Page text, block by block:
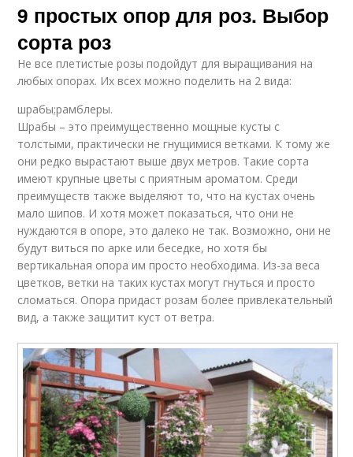
9 простых опор для роз. Выбор
сорта роз
Не все плетистые розы подойдут для выращивания на
любых опорах. Их всех можно поделить на 2 вида:
шрабы;рамблеры.
Шрабы – это преимущественно мощные кусты с
толстыми, практически не гнущимися ветками. К тому же
они редко вырастают выше двух метров. Такие сорта
имеют крупные цветы с приятным ароматом. Среди
преимуществ также выделяют то, что на кустах очень
мало шипов. И хотя может показаться, что они не
нуждаются в опоре, это далеко не так. Возможно, они не
будут виться по арке или беседке, но хотя бы
вертикальная опора им просто необходима. Из-за веса
цветков, ветки на таких кустах могут гнуться и просто
сломаться. Опора придаст розам более привлекательный
вид, а также защитит куст от ветра.